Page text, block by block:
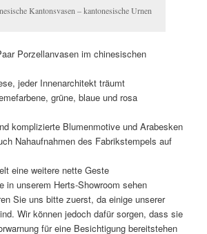
Kantonsvasen – kantonesische Urnen
Porzellanvasen im chinesischen
jeder Innenarchitekt träumt
grüne, blaue und rosa
komplizierte Blumenmotive und Arabesken
Nahaufnahmen des Fabrikstempels auf
eine weitere nette Geste
in unserem Herts-Showroom sehen
Sie uns bitte zuerst, da einige unserer
Wir können jedoch dafür sorgen, dass sie
für eine Besichtigung bereitstehen